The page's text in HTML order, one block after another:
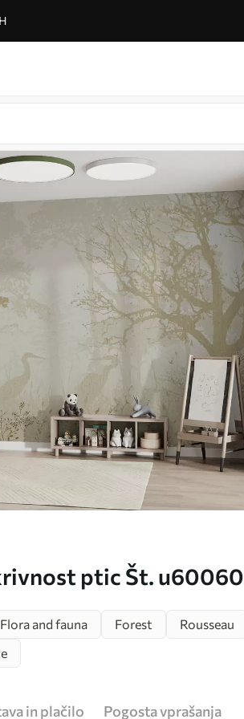
ptic Št. u60060
Flora and fauna Forest Rousseau
in plačilo Pogosta vprašanja